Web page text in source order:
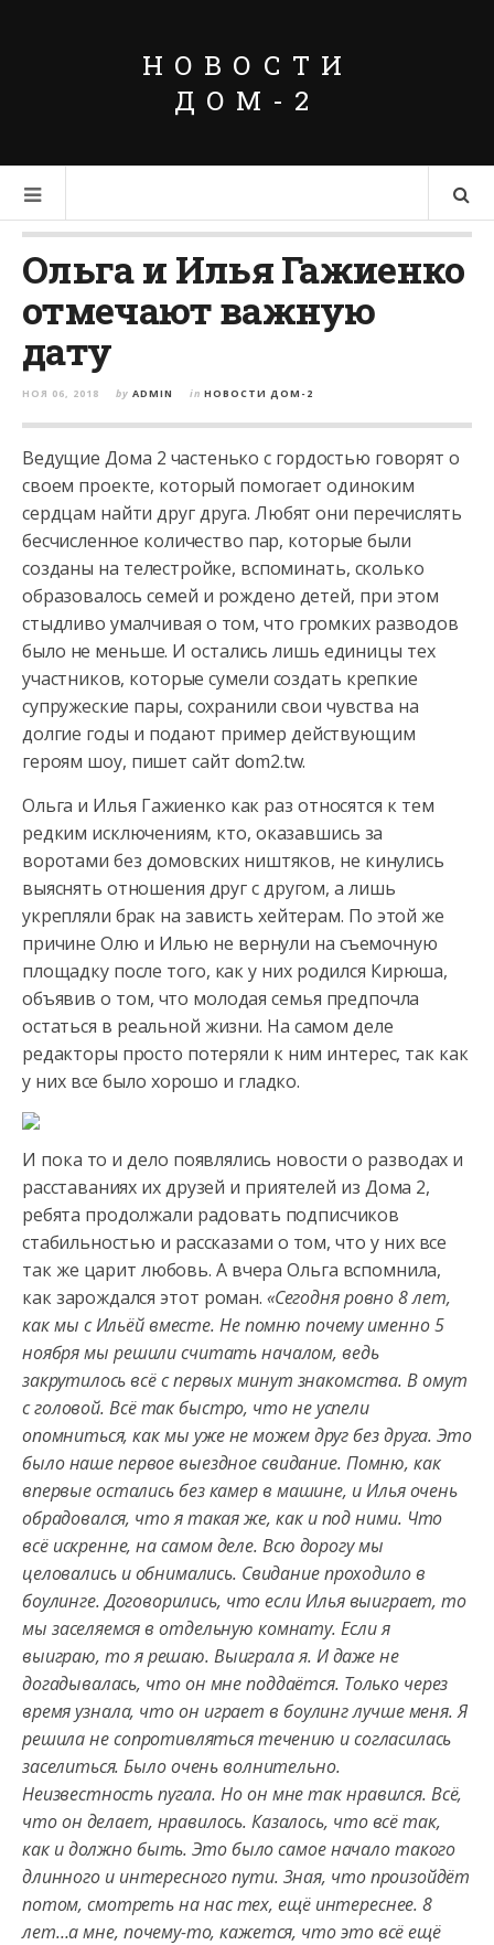
НОВОСТИ
ДОМ-2
Ольга и Илья Гажиенко
отмечают важную
дату
НОЯ 06, 2018 by ADMIN in НОВОСТИ ДОМ-2
Ведущие Дома 2 частенько с гордостью говорят о
своем проекте, который помогает одиноким
сердцам найти друг друга. Любят они перечислять
бесчисленное количество пар, которые были
созданы на телестройке, вспоминать, сколько
образовалось семей и рождено детей, при этом
стыдливо умалчивая о том, что громких разводов
было не меньше. И остались лишь единицы тех
участников, которые сумели создать крепкие
супружеские пары, сохранили свои чувства на
долгие годы и подают пример действующим
героям шоу, пишет сайт dom2.tw.
Ольга и Илья Гажиенко как раз относятся к тем
редким исключениям, кто, оказавшись за
воротами без домовских ништяков, не кинулись
выяснять отношения друг с другом, а лишь
укрепляли брак на зависть хейтерам. По этой же
причине Олю и Илью не вернули на съемочную
площадку после того, как у них родился Кирюша,
объявив о том, что молодая семья предпочла
остаться в реальной жизни. На самом деле
редакторы просто потеряли к ним интерес, так как
у них все было хорошо и гладко.
И пока то и дело появлялись новости о разводах и
расставаниях их друзей и приятелей из Дома 2,
ребята продолжали радовать подписчиков
стабильностью и рассказами о том, что у них все
так же царит любовь. А вчера Ольга вспомнила,
как зарождался этот роман. «Сегодня ровно 8 лет,
как мы с Ильёй вместе. Не помню почему именно 5
ноября мы решили считать началом, ведь
закрутилось всё с первых минут знакомства. В омут
с головой. Всё так быстро, что не успели
опомниться, как мы уже не можем друг без друга. Это
было наше первое выездное свидание. Помню, как
впервые остались без камер в машине, и Илья очень
обрадовался, что я такая же, как и под ними. Что
всё искренне, на самом деле. Всю дорогу мы
целовались и обнимались. Свидание проходило в
боулинге. Договорились, что если Илья выиграет, то
мы заселяемся в отдельную комнату. Если я
выиграю, то я решаю. Выиграла я. И даже не
догадывалась, что он мне поддаётся. Только через
время узнала, что он играет в боулинг лучше меня. Я
решила не сопротивляться течению и согласилась
заселиться. Было очень волнительно.
Неизвестность пугала. Но он мне так нравился. Всё,
что он делает, нравилось. Казалось, что всё так,
как и должно быть. Это было самое начало такого
длинного и интересного пути. Зная, что произойдёт
потом, смотреть на нас тех, ещё интереснее. 8
лет…а мне, почему-то, кажется, что это всё ещё